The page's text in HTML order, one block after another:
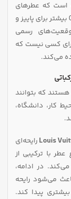
است که عطرهای
قدرتمند و خاص را می‌پسندند. Ombre Nomade بیشتر برای پاییز و
رسمی
کسی نیست که
می‌کند.
که بتوانند
کار، دانشگاه،
رایحه‌ای
با ترکیبی از
در ادامه،
می‌شود رایحه
پیدا کند.